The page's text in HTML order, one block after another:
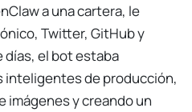
a una cartera, le
Twitter, GitHub y
días, el bot estaba
de producción,
imágenes y creando un